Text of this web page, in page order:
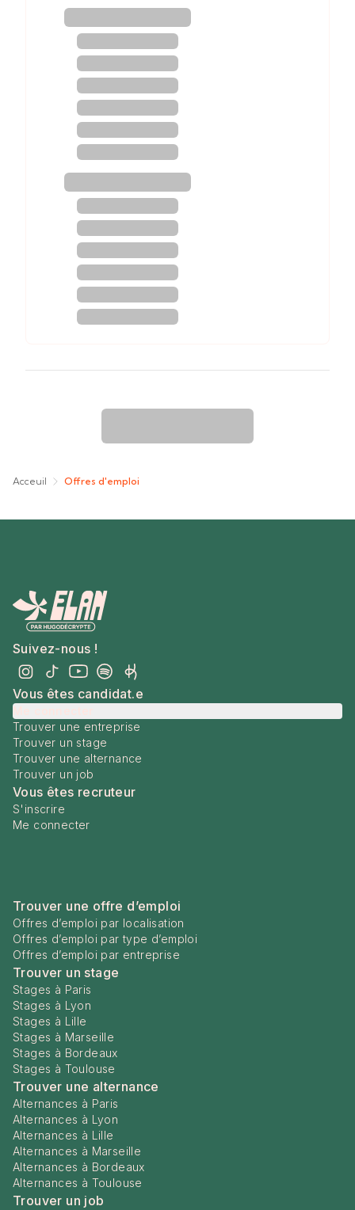
Acceuil Offres d'emploi
Suivez-nous !
Vous êtes candidat.e
Trouver une entreprise
Trouver un stage
Trouver une alternance
Trouver un job
Vous êtes recruteur
S'inscrire
Me connecter
Trouver une offre d’emploi
Offres d’emploi par localisation
Offres d’emploi par type d’emploi
Offres d’emploi par entreprise
Trouver un stage
Stages à Paris
Stages à Lyon
Stages à Lille
Stages à Marseille
Stages à Bordeaux
Stages à Toulouse
Trouver une alternance
Alternances à Paris
Alternances à Lyon
Alternances à Lille
Alternances à Marseille
Alternances à Bordeaux
Alternances à Toulouse
Trouver un job